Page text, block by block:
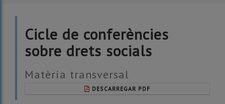
Cicle de conferències
sobre drets socials
Matèria transversal
DESCARREGAR PDF